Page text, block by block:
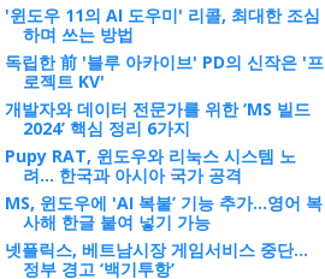
'윈도우 11의 AI 도우미' 리콜, 최대한 조심
하며 쓰는 방법
독립한 前 '블루 아카이브' PD의 신작은 '프
로젝트 KV'
개발자와 데이터 전문가를 위한 ‘MS 빌드
2024’ 핵심 정리 6가지
Pupy RAT, 윈도우와 리눅스 시스템 노
려... 한국과 아시아 국가 공격
MS, 윈도우에 'AI 복붙’ 기능 추가...영어 복
사해 한글 붙여 넣기 가능
넷플릭스, 베트남시장 게임서비스 중단…
정부 경고 ‘백기투항’